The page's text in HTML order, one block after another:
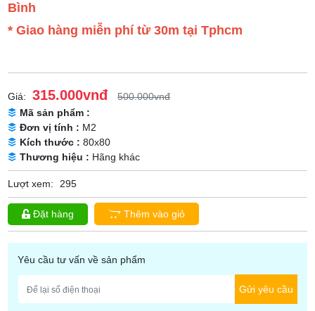
Bình
* Giao hàng miễn phí từ 30m tại Tphcm
Giá: 315.000vnđ
500.000vnđ
Mã sản phẩm :
Đơn vị tính : M2
Kích thước :80x80
Thương hiệu : Hãng khác
Lượt xem: 295
Đặt hàng Thêm vào giỏ
Yêu cầu tư vấn về sản phẩm
Gửi yêu cầu